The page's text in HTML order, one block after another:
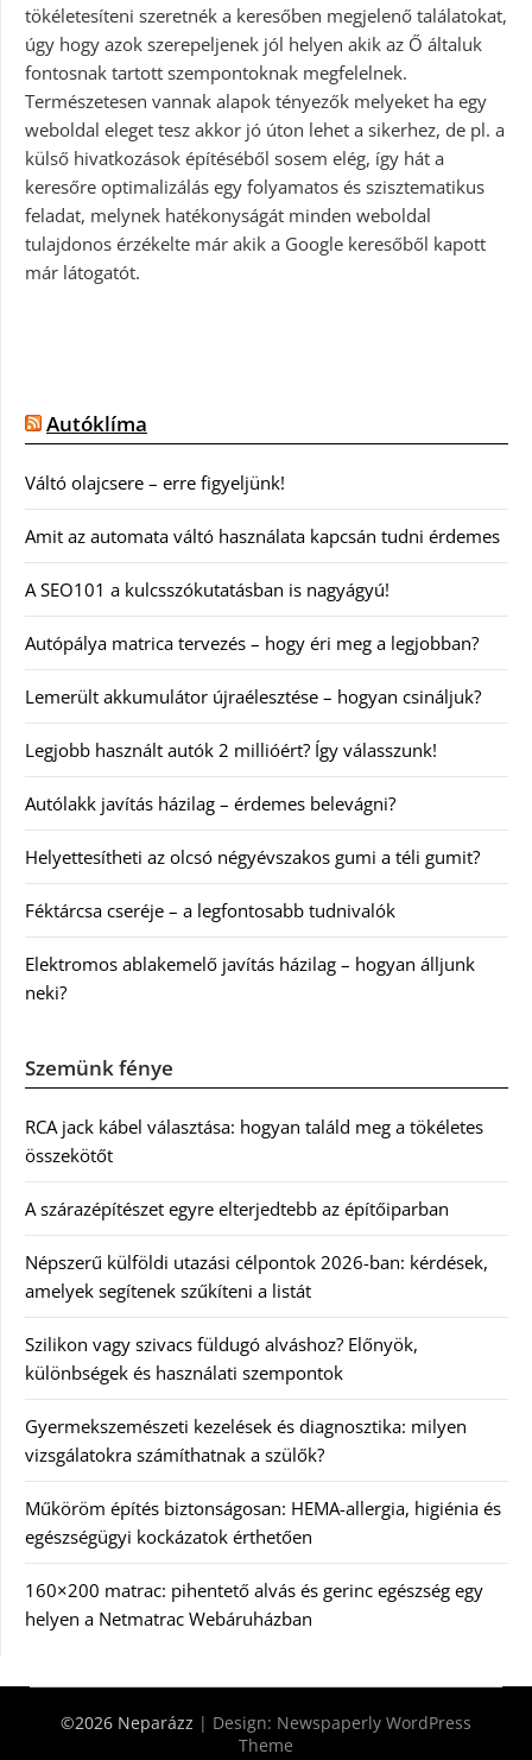
tökéletesíteni szeretnék a keresőben megjelenő találatokat,
úgy hogy azok szerepeljenek jól helyen akik az Ő általuk
fontosnak tartott szempontoknak megfelelnek.
Természetesen vannak alapok tényezők melyeket ha egy
weboldal eleget tesz akkor jó úton lehet a sikerhez, de pl. a
külső hivatkozások építéséből sosem elég, így hát a
keresőre optimalizálás egy folyamatos és szisztematikus
feladat, melynek hatékonyságát minden weboldal
tulajdonos érzékelte már akik a Google keresőből kapott
már látogatót.
Autóklíma
Váltó olajcsere – erre figyeljünk!
Amit az automata váltó használata kapcsán tudni érdemes
A SEO101 a kulcsszókutatásban is nagyágyú!
Autópálya matrica tervezés – hogy éri meg a legjobban?
Lemerült akkumulátor újraélesztése – hogyan csináljuk?
Legjobb használt autók 2 millióért? Így válasszunk!
Autólakk javítás házilag – érdemes belevágni?
Helyettesítheti az olcsó négyévszakos gumi a téli gumit?
Féktárcsa cseréje – a legfontosabb tudnivalók
Elektromos ablakemelő javítás házilag – hogyan álljunk
neki?
Szemünk fénye
RCA jack kábel választása: hogyan találd meg a tökéletes
összekötőt
A szárazépítészet egyre elterjedtebb az építőiparban
Népszerű külföldi utazási célpontok 2026-ban: kérdések,
amelyek segítenek szűkíteni a listát
Szilikon vagy szivacs füldugó alváshoz? Előnyök,
különbségek és használati szempontok
Gyermekszemészeti kezelések és diagnosztika: milyen
vizsgálatokra számíthatnak a szülők?
Műköröm építés biztonságosan: HEMA-allergia, higiénia és
egészségügyi kockázatok érthetően
160×200 matrac: pihentető alvás és gerinc egészség egy
helyen a Netmatrac Webáruházban
©2026 Neparázz | Design: Newspaperly WordPress
Theme